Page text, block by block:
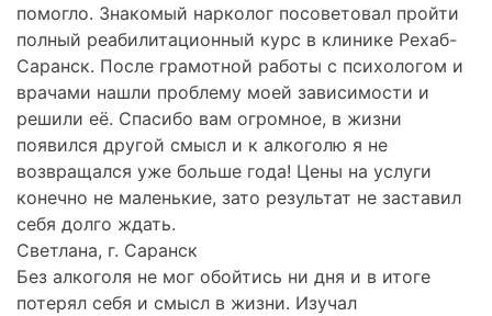
помогло. Знакомый нарколог посоветовал пройти
полный реабилитационный курс в клинике Рехаб-
Саранск. После грамотной работы с психологом и
врачами нашли проблему моей зависимости и
решили её. Спасибо вам огромное, в жизни
появился другой смысл и к алкоголю я не
возвращался уже больше года! Цены на услуги
конечно не маленькие, зато результат не заставил
себя долго ждать.
Светлана, г. Саранск
Без алкоголя не мог обойтись ни дня и в итоге
потерял себя и смысл в жизни. Изучал